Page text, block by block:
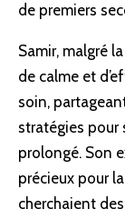
de premiers
Samir, malgré
de calme et
soin,
stratégies pour
prolongé. Son
précieux pour
cherchaient